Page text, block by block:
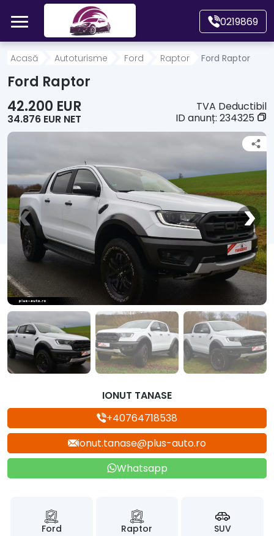
Mergi direct la conținutul principal
0219869
Acasă
Autoturisme
Motociclete
Autoutilitare
Alte tipuri vehicule
Despre Noi
Contact
Acasă Autoturisme Ford Raptor Ford Raptor
Ford Raptor
42.200 EUR
34.876 EUR NET
TVA Deductibil
ID anunț: 234325
IONUT TANASE
+40764718538
ionut.tanase@plus-auto.ro
Whatsapp
Ford Raptor SUV